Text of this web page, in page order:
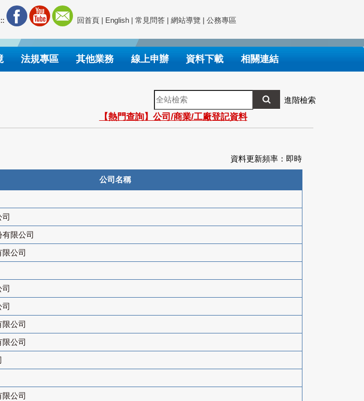
回首頁 | English | 常見問答 | 網站導覽 | 公務專區
法規專區 其他業務 線上申辦 資料下載 相關連結
全
站
檢
索
進階檢索
【熱門查詢】公司/商業/工廠登記資料
資料更新頻率：即時
公司名稱
限公司
公司
公司
公司
公司